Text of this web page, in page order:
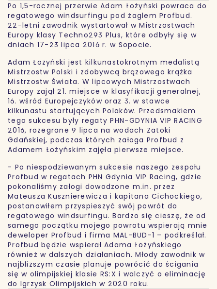
Po 1,5-rocznej przerwie Adam Łożyński powraca do
regatowego windsurfingu pod żaglem Profbud.
22-letni zawodnik wystartował w Mistrzostwach
Europy klasy Techno293 Plus, które odbyły się w
dniach 17-23 lipca 2016 r. w Sopocie.
Adam Łożyński jest kilkunastokrotnym medalistą
Mistrzostw Polski i zdobywcą brązowego krążka
Mistrzostw Świata. W lipcowych Mistrzostwach
Europy zajął 21. miejsce w klasyfikacji generalnej,
16. wśród Europejczyków oraz 3. w stawce
kilkunastu startujących Polaków. Przedsmakiem
tego sukcesu były regaty PHN-GDYNIA VIP RACING
2016, rozegrane 9 lipca na wodach Zatoki
Gdańskiej, podczas których załoga Profbud z
Adamem Łożyńskim zajęła pierwsze miejsce.
- Po niespodziewanym sukcesie naszego zespołu
Profbud w regatach PHN Gdynia VIP Racing, gdzie
pokonaliśmy załogi dowodzone m.in. przez
Mateusza Kusznierewicza i kapitana Cichockiego,
postanowiłem przyspieszyć swój powrót do
regatowego windsurfingu. Bardzo się cieszę, że od
samego początku mojego powrotu wspierają mnie
deweloper Profbud i firma MAL-BUD-1 – podkreślał.
Profbud będzie wspierał Adama Łożyńskiego
również w dalszych działaniach. Młody zawodnik w
najbliższym czasie planuje powrócić do ścigania
się w olimpijskiej klasie RS:X i walczyć o eliminację
do Igrzysk Olimpijskich w 2020 roku.